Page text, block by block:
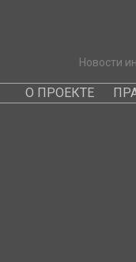
Новости
О ПРОЕКТЕ